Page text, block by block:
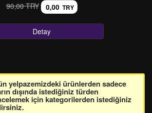
90,00 TRY 0,00 TRY
Detay
yelpazemizdeki ürünlerden sadece
dışında istediğiniz türden
için kategorilerden istediğiniz